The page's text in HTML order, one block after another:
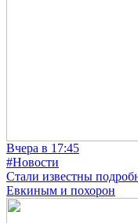
Вчера в 17:45
#Новости
Стали известны
Евкиным и похорон